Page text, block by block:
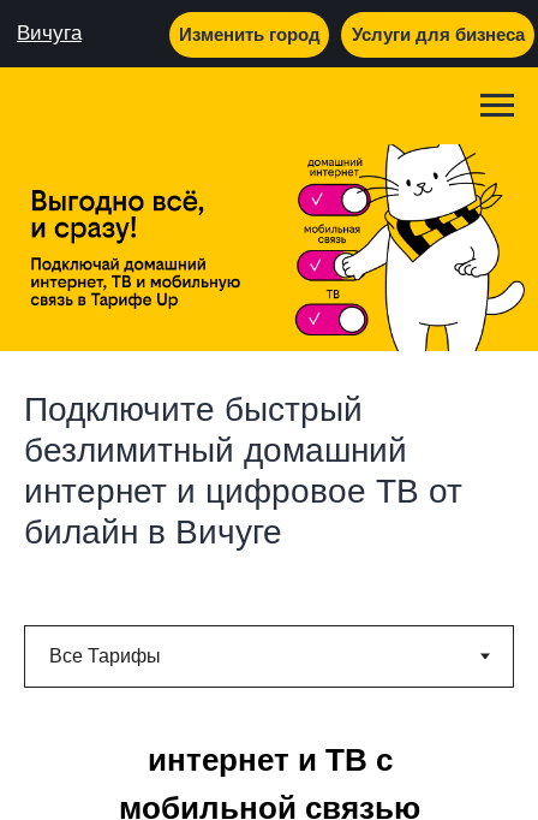
Вичуга Изменить город Услуги для бизнеса
Подключите быстрый
безлимитный домашний
интернет и цифровое ТВ от
билайн в Вичуге
интернет и ТВ с
мобильной связью